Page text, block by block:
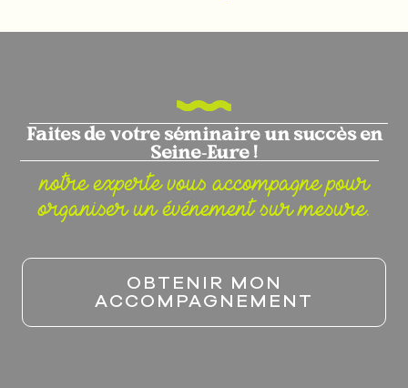
Faites de votre séminaire un succès en
Seine-Eure !
notre experte vous accompagne pour
organiser un événement sur mesure.
OBTENIR MON
ACCOMPAGNEMENT